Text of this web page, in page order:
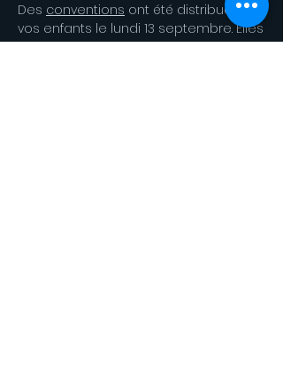
Des conventions ont été distribuées à
vos enfants le lundi 13 septembre. Elles
sont à rendre au professeur principal